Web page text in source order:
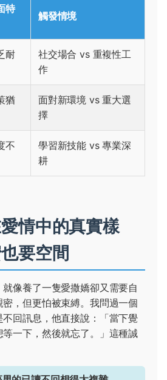
特
觸發情境
耐
社交場合 vs 重複性工
作
猶
面對新環境 vs 重大選
擇
不
學習新技能 vs 專業深
耕
情中的真實樣
要空間
像養了一隻愛撒嬌卻又需要自
，但更怕被束縛。我問過一個
回訊息，他直接說：「當下覺
一下，然後就忘了。」這種誠